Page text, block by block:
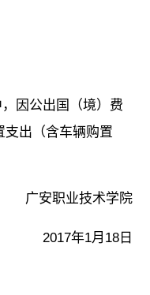
因公出国（境）费
支出（含车辆购置
广安职业技术学院
2017年1月18日